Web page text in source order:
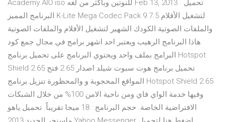
Academy AIO iso للنوتين وباكثر من لغه Feb 13, 2013 · تحميل
البرنامج المميز K-Lite Mega Codec Pack 9.7.5 لتشغيل الأفلام
والملفات الصوتية الكودك الشهير لتشغيل الأفلام والملفات الصوتية
هاذا البرنامج الرهيب ويعتبر احد اشهر برامج في مجال جمع كود
البرامج بملف واحد ويحتوي البرنامج على تحميل برنامج Hotspot
Shield 2.65 تحميل برنامج هوت سبوت شيلد اصدار 2.65 فتح
المواقع المحجوبة و والمحظورة تنزيل برنامج Hotspot Shield 2.65
وفيها خدمة الواي فاي ومن ناحية الامن 100% من خلال الشبكات
الافتراضية الخاصة. حجم البرنامج : 18 ميجا تقريباً. تحميل ياهو